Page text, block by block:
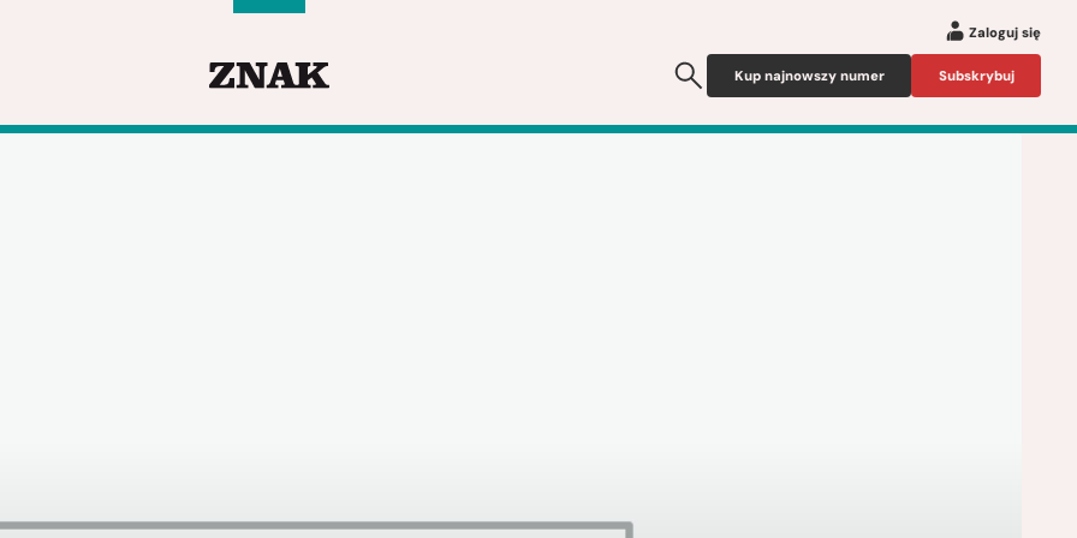
Zaloguj się
Kup najnowszy numer Subskrybuj